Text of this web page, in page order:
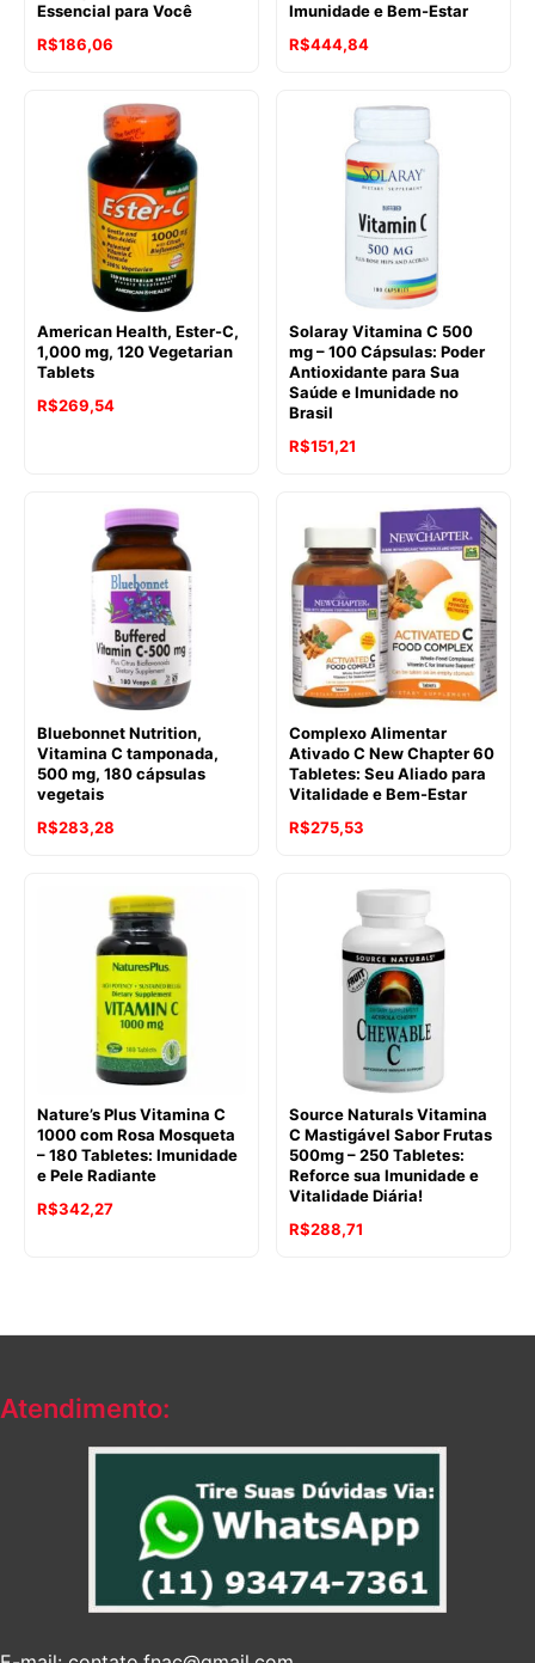
Essencial para Você
R$186,06
Imunidade e Bem-Estar
R$444,84
American Health, Ester-C,
1,000 mg, 120 Vegetarian
Tablets
R$269,54
Solaray Vitamina C 500
mg – 100 Cápsulas: Poder
Antioxidante para Sua
Saúde e Imunidade no
Brasil
R$151,21
Bluebonnet Nutrition,
Vitamina C tamponada,
500 mg, 180 cápsulas
vegetais
R$283,28
Complexo Alimentar
Ativado C New Chapter 60
Tabletes: Seu Aliado para
Vitalidade e Bem-Estar
R$275,53
Nature’s Plus Vitamina C
1000 com Rosa Mosqueta
– 180 Tabletes: Imunidade
e Pele Radiante
R$342,27
Source Naturals Vitamina
C Mastigável Sabor Frutas
500mg – 250 Tabletes:
Reforce sua Imunidade e
Vitalidade Diária!
R$288,71
Atendimento: